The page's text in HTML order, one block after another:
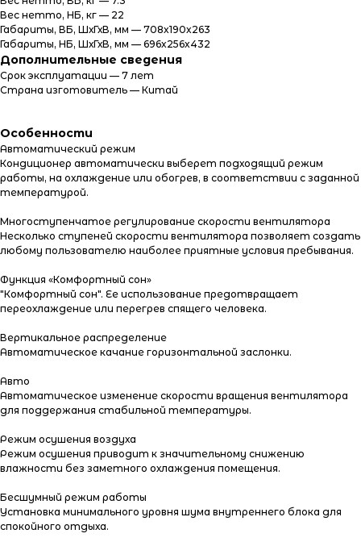
Вес нетто, НБ, кг — 22
Габариты, ВБ, ШхГхВ, мм — 708x190x263
Габариты, НБ, ШхГхВ, мм — 696x256x432
Дополнительные сведения
Срок эксплуатации — 7 лет
Страна изготовитель — Китай
Особенности
Автоматический режим
Кондиционер автоматически выберет подходящий режим
работы, на охлаждение или обогрев, в соответствии с заданной
температурой.
Многоступенчатое регулирование скорости вентилятора
Несколько ступеней скорости вентилятора позволяет создать
любому пользователю наиболее приятные условия пребывания.
Функция «Комфортный сон»
"Комфортный сон". Ее использование предотвращает
переохлаждение или перегрев спящего человека.
Вертикальное распределение
Автоматическое качание горизонтальной заслонки.
Авто
Автоматическое изменение скорости вращения вентилятора
для поддержания стабильной температуры.
Режим осушения воздуха
Режим осушения приводит к значительному снижению
влажности без заметного охлаждения помещения.
Бесшумный режим работы
Установка минимального уровня шума внутреннего блока для
спокойного отдыха.